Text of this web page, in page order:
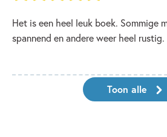
Het is een heel leuk boek. Sommige
spannend en andere weer heel rustig.
Toon alle